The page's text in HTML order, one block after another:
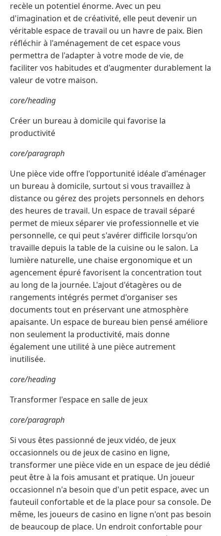
recèle un potentiel énorme. Avec un peu
d'imagination et de créativité, elle peut devenir un
véritable espace de travail ou un havre de paix. Bien
réfléchir à l'aménagement de cet espace vous
permettra de l'adapter à votre mode de vie, de
faciliter vos habitudes et d'augmenter durablement la
valeur de votre maison.
core/heading
Créer un bureau à domicile qui favorise la
productivité
core/paragraph
Une pièce vide offre l'opportunité idéale d'aménager
un bureau à domicile, surtout si vous travaillez à
distance ou gérez des projets personnels en dehors
des heures de travail. Un espace de travail séparé
permet de mieux séparer vie professionnelle et vie
personnelle, ce qui peut s'avérer difficile lorsqu'on
travaille depuis la table de la cuisine ou le salon. La
lumière naturelle, une chaise ergonomique et un
agencement épuré favorisent la concentration tout
au long de la journée. L'ajout d'étagères ou de
rangements intégrés permet d'organiser ses
documents tout en préservant une atmosphère
apaisante. Un espace de bureau bien pensé améliore
non seulement la productivité, mais donne
également une utilité à une pièce autrement
inutilisée.
core/heading
Transformer l'espace en salle de jeux
core/paragraph
Si vous êtes passionné de jeux vidéo, de jeux
occasionnels ou de jeux de casino en ligne,
transformer une pièce vide en un espace de jeu dédié
peut être à la fois amusant et pratique. Un joueur
occasionnel n'a besoin que d'un petit espace, avec un
fauteuil confortable et de la place pour sa console. De
même, les joueurs de casino en ligne n'ont pas besoin
de beaucoup de place. Un endroit confortable pour